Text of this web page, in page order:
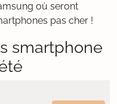
où seront
pas cher !
smartphone